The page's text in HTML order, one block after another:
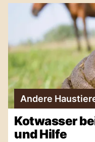
Andere
Kotwasser
und Hilfe